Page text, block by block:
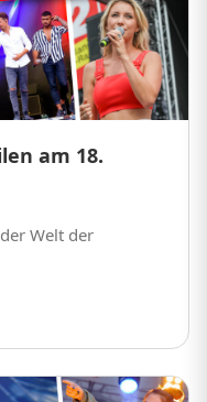
am 18.
Welt der